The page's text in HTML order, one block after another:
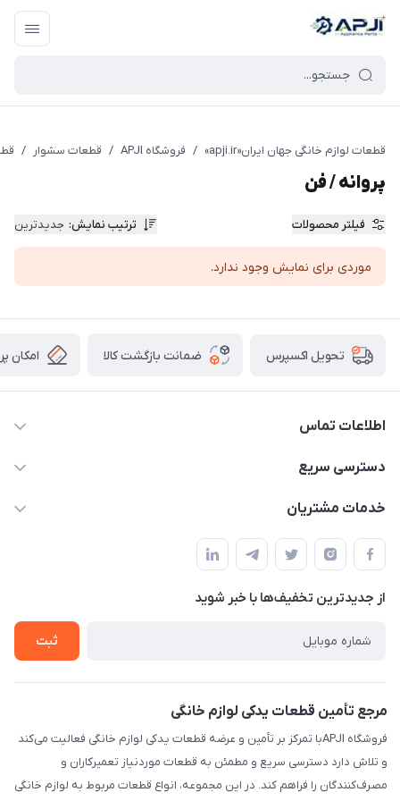
قطعات یدکی و جانبی لوازم خانگی جهان ایران
قطعات لوازم خانگی جهان ایران«apji.ir» / فروشگاه APJI / قطعات سشوار /
پروانه / فن
فیلتر محصولات ترتیب نمایش: جدیدترین
موردی برای نمایش وجود ندارد.
تحویل اکسپرس ضمانت بازگشت کالا امکان
اطلاعات تماس
09106753413
دسترسی سریع
حساب کاربری
لیست محصولات
درباره ما
خدمات مشتریان
قوانین و مقررات
حریم خصوصی
راهنما
از جدید‌ترین تخفیف‌ها با‌ خبر شوید
ثبت
مرجع تأمین قطعات یدکی لوازم خانگی
فروشگاه APJIبا تمرکز بر تأمین و عرضه قطعات یدکی لوازم خانگی فعالیت می‌کند
و تلاش دارد دسترسی سریع و مطمئن به قطعات موردنیاز تعمیرکاران و
مصرف‌کنندگان را فراهم کند. در این مجموعه، انواع قطعات مربوط به لوازم خانگی